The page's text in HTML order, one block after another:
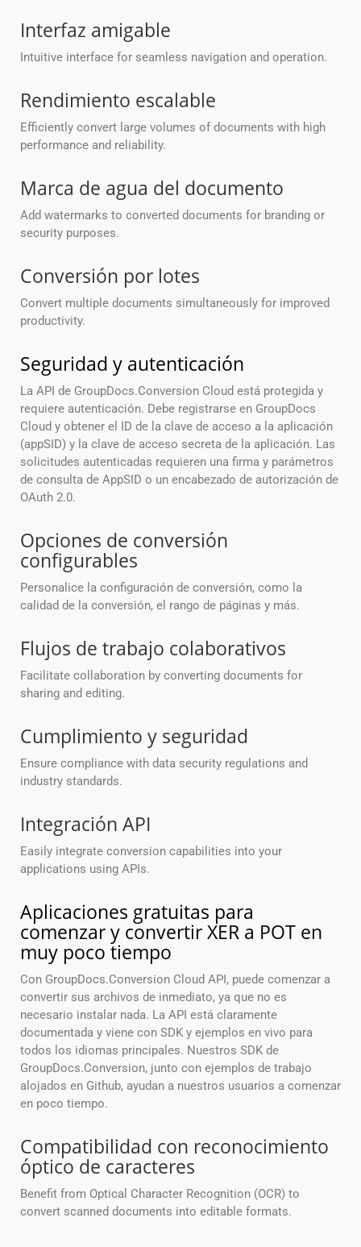
Interfaz amigable
Intuitive interface for seamless navigation and operation.
Rendimiento escalable
Efficiently convert large volumes of documents with high
performance and reliability.
Marca de agua del documento
Add watermarks to converted documents for branding or
security purposes.
Conversión por lotes
Convert multiple documents simultaneously for improved
productivity.
Seguridad y autenticación
La API de GroupDocs.Conversion Cloud está protegida y
requiere autenticación. Debe registrarse en GroupDocs
Cloud y obtener el ID de la clave de acceso a la aplicación
(appSID) y la clave de acceso secreta de la aplicación. Las
solicitudes autenticadas requieren una firma y parámetros
de consulta de AppSID o un encabezado de autorización de
OAuth 2.0.
Opciones de conversión
configurables
Personalice la configuración de conversión, como la
calidad de la conversión, el rango de páginas y más.
Flujos de trabajo colaborativos
Facilitate collaboration by converting documents for
sharing and editing.
Cumplimiento y seguridad
Ensure compliance with data security regulations and
industry standards.
Integración API
Easily integrate conversion capabilities into your
applications using APIs.
Aplicaciones gratuitas para
comenzar y convertir XER a POT en
muy poco tiempo
Con GroupDocs.Conversion Cloud API, puede comenzar a
convertir sus archivos de inmediato, ya que no es
necesario instalar nada. La API está claramente
documentada y viene con SDK y ejemplos en vivo para
todos los idiomas principales. Nuestros SDK de
GroupDocs.Conversion, junto con ejemplos de trabajo
alojados en Github, ayudan a nuestros usuarios a comenzar
en poco tiempo.
Compatibilidad con reconocimiento
óptico de caracteres
Benefit from Optical Character Recognition (OCR) to
convert scanned documents into editable formats.